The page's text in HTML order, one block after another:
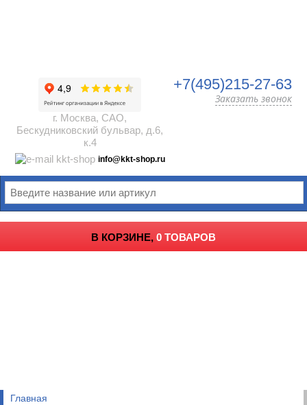
г. Москва, САО,
Бескудниковский бульвар, д.6,
к.4
info@kkt-shop.ru
+7(495)215-27-63
Заказать звонок
В КОРЗИНЕ, 0 ТОВАРОВ
Главная